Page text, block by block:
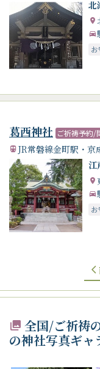
北
葛西神社 ご祈祷予約/
JR常磐線金町駅・
江
全国/ご祈祷
の神社写真ギャ